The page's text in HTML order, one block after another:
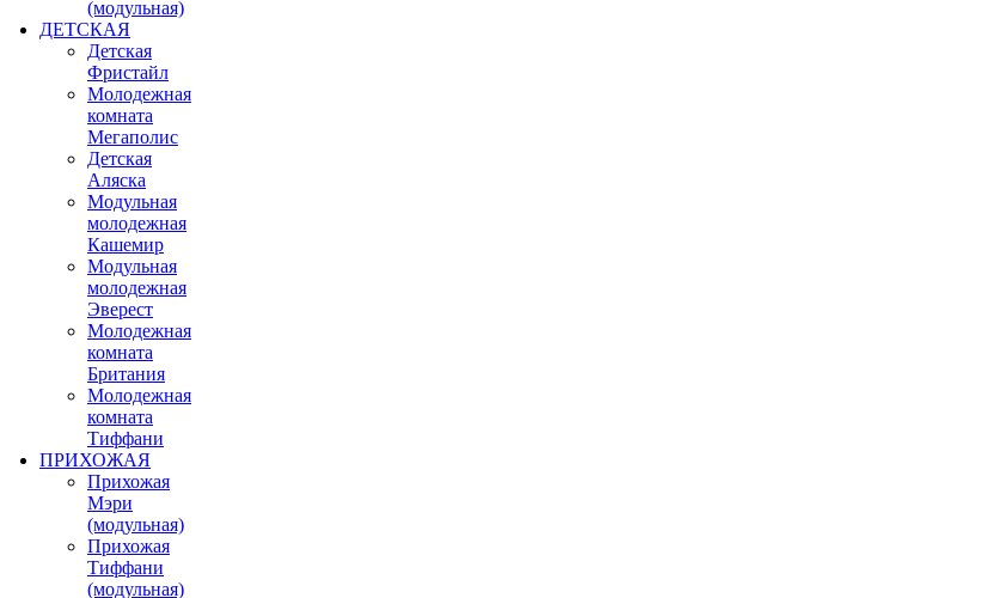
(модульная)
ДЕТСКАЯ
Детская
Фристайл
Молодежная
комната
Мегаполис
Детская
Аляска
Модульная
молодежная
Кашемир
Модульная
молодежная
Эверест
Молодежная
комната
Британия
Молодежная
комната
Тиффани
ПРИХОЖАЯ
Прихожая
Мэри
(модульная)
Прихожая
Тиффани
(модульная)